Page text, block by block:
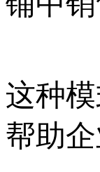
这种
帮助企